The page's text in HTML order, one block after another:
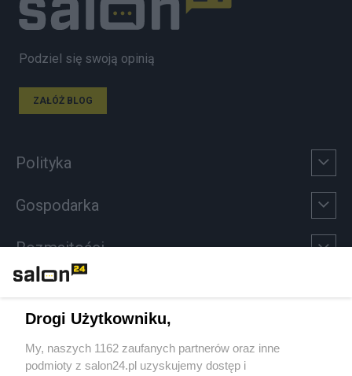
Podziel się swoją opinią
ZAŁÓŻ BLOG
Polityka
Gospodarka
Rozmaitości
Sport
Drogi Użytkowniku,
My, naszych 1162 zaufanych partnerów oraz inne
podmioty z salon24.pl uzyskujemy dostęp i